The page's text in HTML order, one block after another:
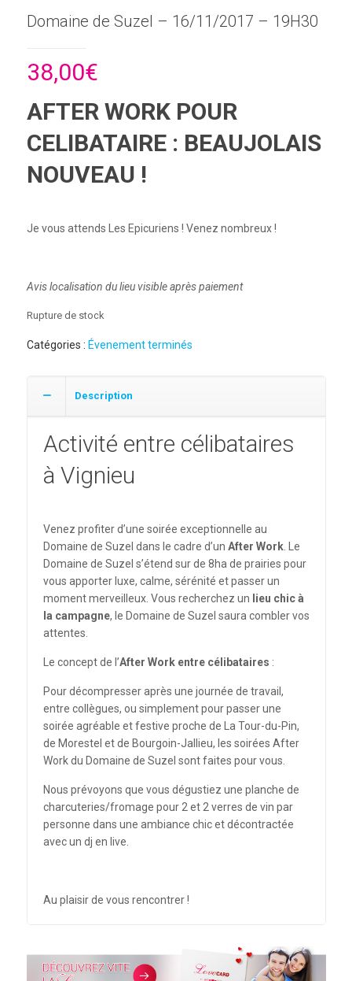
Domaine de Suzel – 16/11/2017 – 19H30
38,00€
AFTER WORK POUR
CELIBATAIRE : BEAUJOLAIS
NOUVEAU !
Je vous attends Les Epicuriens ! Venez nombreux !
Avis localisation du lieu visible après paiement
Rupture de stock
Catégories : Évenement terminés
Description
Activité entre célibataires
à Vignieu
Venez profiter d’une soirée exceptionnelle au
Domaine de Suzel dans le cadre d’un After Work. Le
Domaine de Suzel s’étend sur de 8ha de prairies pour
vous apporter luxe, calme, sérénité et passer un
moment merveilleux. Vous recherchez un lieu chic à
la campagne, le Domaine de Suzel saura combler vos
attentes.
Le concept de l’After Work entre célibataires :
Pour décompresser après une journée de travail,
entre collègues, ou simplement pour passer une
soirée agréable et festive proche de La Tour-du-Pin,
de Morestel et de Bourgoin-Jallieu, les soirées After
Work du Domaine de Suzel sont faites pour vous.
Nous prévoyons que vous dégustiez une planche de
charcuteries/fromage pour 2 et 2 verres de vin par
personne dans une ambiance chic et décontractée
avec un dj en live.
Au plaisir de vous rencontrer !